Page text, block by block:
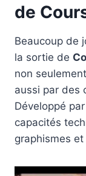
de
Вeaucoup de
la sortie de
non
aussi par des
Développé
capacités
graphismes